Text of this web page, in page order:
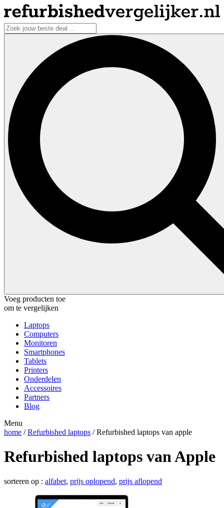
Voeg producten toe
om te vergelijken
Laptops
Computers
Monitoren
Smartphones
Tablets
Printers
Onderdelen
Accessoires
Partners
Blog
Menu
home /Refurbished laptops / Refurbished laptops van apple
Refurbished laptops van Apple
sorteren op : alfabet, prijs oplopend, prijs aflopend